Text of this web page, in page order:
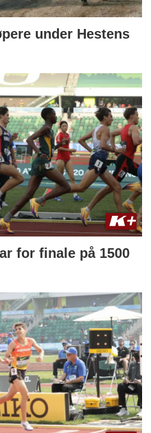
under Hestens
for finale på 1500